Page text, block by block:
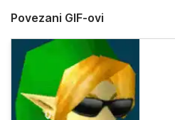
Povezani GIF-ovi